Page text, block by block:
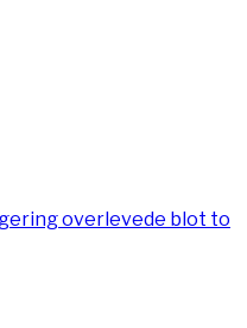
overlevede blot to